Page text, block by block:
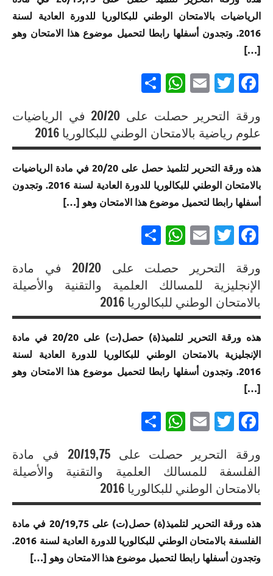
الامتحان
الموحد
الوطني
للبكالوريا
العلوم
الشرعية
إنجازات
متميزة
في
الامتحان
الموحد
الوطني
للبكالوريا
العلوم
إنجازات
متميزة
في
الامتحان
الموحد
الوطني
للبكالوريا
مسلك
العلوم
خيار لغة
إنجازات
متميزة في
الامتحان
الموحد
للبكالوريا
مسلك العلوم
والتكنولوجيات
فرنسية
إنجازات
متميزة
في
الامتحان
الموحد
للبكالوريا
مسلك
العلوم
إنجازات
متميزة
الامتحان
الموحد
للبكالوريا
مسلك
العلوم
الشرعية
إنجازات
متميزة
في
الامتحان
الوطني
للبكالوريا
العلوم
الفيزيائية
إنجازات
في
الامتحان
مسلك
العلوم
الرياضية
مسلك
العلوم
الرياضية
الوطني
للبكالوريا
لجميع
إنجازات
في
الامتحان
الموحد
للبكالوريا
مسلك
العلوم
أ
متميزة
في
الامتحان
الموحد
للبكالوريا
مسلك
العلوم
الرياضية
الرياضيات بالامتحان الوطني للبكالوريا للدورة العادية لسنة
2016. وتجدون أسفلها رابطا لتحميل موضوع هذا الامتحان وهو
[…]
Facebook
Twitter
Email
WhatsApp
إنجازات
متميزة
الامتحان
الموحد
الوطني
لجميع
المسالك
إنجازات
متميزة
في
الوطني
للبكالوريا
مسلك
العلوم
أ
متميزة
في
الامتحان
الموحد
للبكالوريا
مسلك
العلوم
ورقة التحرير حصلت على 20/20 في الرياضيات
علوم رياضية بالامتحان الوطني للبكالوريا 2016
هذه ورقة التحرير لتلميذ حصل على 20/20 في مادة الرياضيات
بالامتحان الوطني للبكالوريا للدورة العادية لسنة 2016. وتجدون
أسفلها رابطا لتحميل موضوع هذا الامتحان وهو […]
Facebook
Twitter
Email
WhatsApp
إنجازات
متميزة
في
الموحد
الوطني
للبكالوريا
لجميع
إنجازات
في
الامتحان
الموحد
الوطني
مسلك
العلوم
الرياضية
ورقة التحرير حصلت على 20/20 في مادة
الإنجليزية للمسالك العلمية والتقنية والأصيلة
بالامتحان الوطني للبكالوريا 2016
هذه ورقة التحرير لتلميذ(ة) حصل(ت) على 20/20 في مادة
الإنجليزية بالامتحان الوطني للبكالوريا للدورة العادية لسنة
2016. وتجدون أسفلها رابطا لتحميل موضوع هذا الامتحان وهو
[…]
Facebook
Twitter
Email
WhatsApp
إنجازات
متميزة
في
الموحد
الوطني
للبكالوريا
ورقة التحرير حصلت على 20/19,75 في مادة
الفلسفة للمسالك العلمية والتقنية والأصيلة
بالامتحان الوطني للبكالوريا 2016
هذه ورقة التحرير لتلميذ(ة) حصل(ت) على 20/19,75 في مادة
الفلسفة بالامتحان الوطني للبكالوريا للدورة العادية لسنة 2016.
وتجدون أسفلها رابطا لتحميل موضوع هذا الامتحان وهو […]